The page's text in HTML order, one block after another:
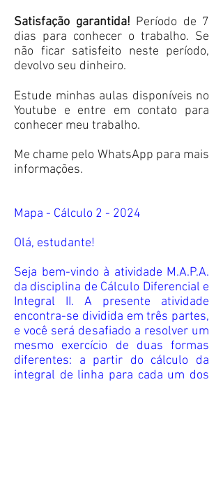
Satisfação garantida! Período de 7
dias para conhecer o trabalho. Se
não ficar satisfeito neste período,
devolvo seu dinheiro.
Estude minhas aulas disponíveis no
Youtube e entre em contato para
conhecer meu trabalho.
Me chame pelo WhatsApp para mais
informações.
Mapa - Cálculo 2 - 2024
Olá, estudante!
Seja bem-vindo à atividade M.A.P.A.
da disciplina de Cálculo Diferencial e
Integral II. A presente atividade
encontra-se dividida em três partes,
e você será desafiado a resolver um
mesmo exercício de duas formas
diferentes: a partir do cálculo da
integral de linha para cada um dos